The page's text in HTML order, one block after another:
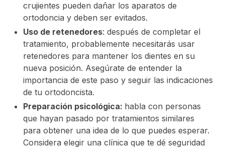
crujientes pueden dañar los aparatos de
ortodoncia y deben ser evitados.
Uso de retenedores: después de completar el
tratamiento, probablemente necesitarás usar
retenedores para mantener los dientes en su
nueva posición. Asegúrate de entender la
importancia de este paso y seguir las indicaciones
de tu ortodoncista.
Preparación psicológica: habla con personas
que hayan pasado por tratamientos similares
para obtener una idea de lo que puedes esperar.
Considera elegir una clínica que te dé seguridad